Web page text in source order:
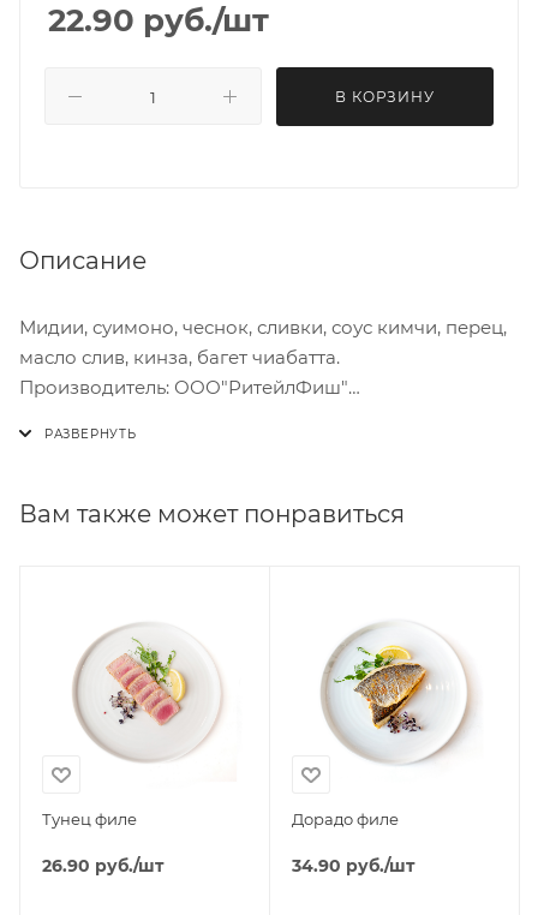
22.90 руб./шт
В КОРЗИНУ
Описание
Мидии, суимоно, чеснок, сливки, соус кимчи, перец,
масло слив, кинза, багет чиабатта.
Производитель: ООО"РитейлФиш"
Вам также может понравиться
Тунец филе
26.90 руб./шт
Дорадо филе
34.90 руб./шт